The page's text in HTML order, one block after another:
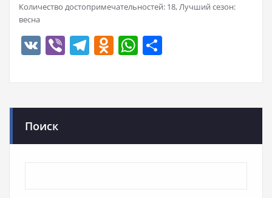
Количество достопримечательностей: 18, Лучший сезон:
весна
VK ViberTelegram
Odnoklassniki
WhatsApp
Поиск